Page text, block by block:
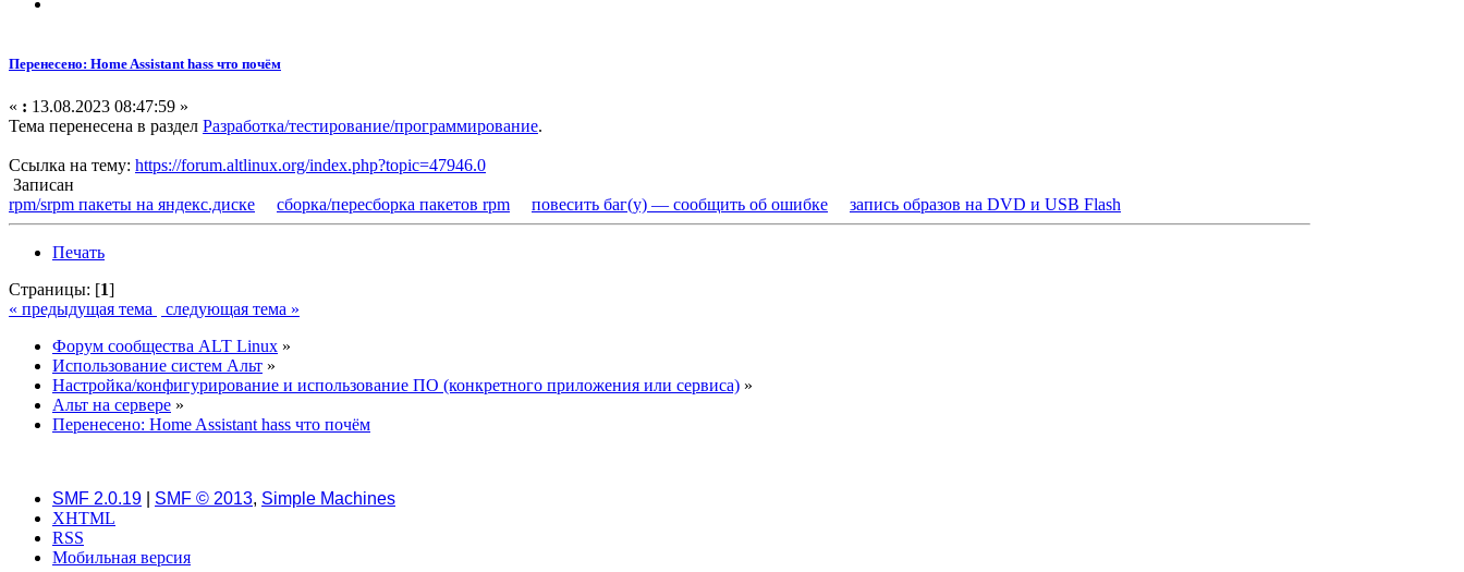
Перенесено: Home Assistant hass что почём
« : 13.08.2023 08:47:59 »
Тема перенесена в раздел Разработка/тестирование/программирование.
Ссылка на тему: https://forum.altlinux.org/index.php?topic=47946.0
Записан
rpm/srpm пакеты на яндекс.диске
сборка/пересборка пакетов rpm повесить баг(у) — сообщить об ошибке запись образов на DVD и USB Flash
Печать
Страницы: [1]
« предыдущая тема
следующая тема »
Форум сообщества ALT Linux »
Использование систем Альт »
Настройка/конфигурирование и использование ПО (конкретного приложения или сервиса) »
Альт на сервере »
Перенесено: Home Assistant hass что почём
SMF 2.0.19 SMF © 2013, Simple Machines
XHTML
RSS
Мобильная версия